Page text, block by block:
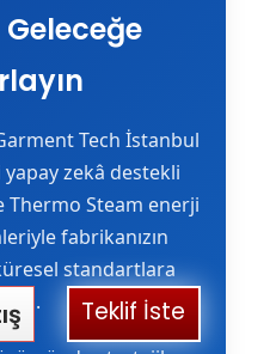
Geleceğe
Tech İstanbul
zekâ destekli
Steam enerji
fabrikanızın
standartlara
Teklif İste